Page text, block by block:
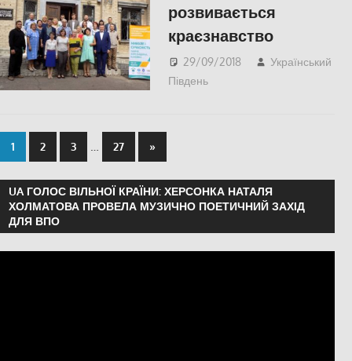
розвивається
краєзнавство
29/09/2018
Український
Південь
1 2 3 … 27 »
UA ГОЛОС ВІЛЬНОЇ КРАЇНИ: ХЕРСОНКА НАТАЛЯ
ХОЛМАТОВА ПРОВЕЛА МУЗИЧНО ПОЕТИЧНИЙ ЗАХІД
ДЛЯ ВПО